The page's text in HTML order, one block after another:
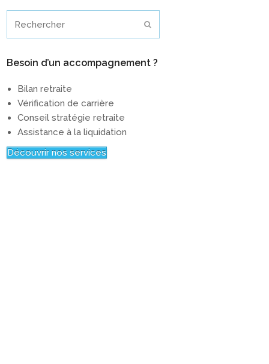
Besoin d’un accompagnement ?
Bilan retraite
Vérification de carrière
Conseil stratégie retraite
Assistance à la liquidation
Découvrir nos services